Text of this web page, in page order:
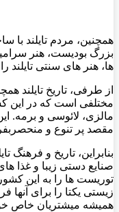
همچنین، مردم تایلند با
بزرگ بودیست، هنر
ها، هنر های سنتی تایلند
از طرفی، تاریخ تایلند
مختلفی است که در این
مالزی، لائوسی و برمه.
مقصد پر تنوع و
بنابراین، تاریخ و فرهنگ
صنایع دستی زیبا و غذا
توریست ها را به این
زیستی یکتا را برای آنها
همیشه میشتریان خاص